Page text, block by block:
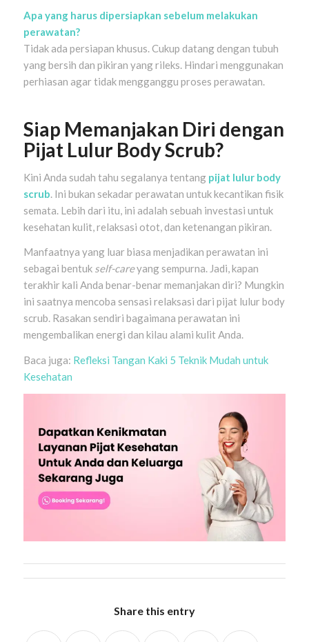
Apa yang harus dipersiapkan sebelum melakukan
perawatan?
Tidak ada persiapan khusus. Cukup datang dengan tubuh
yang bersih dan pikiran yang rileks. Hindari menggunakan
perhiasan agar tidak mengganggu proses perawatan.
Siap Memanjakan Diri dengan
Pijat Lulur Body Scrub?
Kini Anda sudah tahu segalanya tentang pijat lulur body
scrub. Ini bukan sekadar perawatan untuk kecantikan fisik
semata. Lebih dari itu, ini adalah sebuah investasi untuk
kesehatan kulit, relaksasi otot, dan ketenangan pikiran.
Manfaatnya yang luar biasa menjadikan perawatan ini
sebagai bentuk self-careyang sempurna. Jadi, kapan
terakhir kali Anda benar-benar memanjakan diri? Mungkin
ini saatnya mencoba sensasi relaksasi dari pijat lulur body
scrub. Rasakan sendiri bagaimana perawatan ini
mengembalikan energi dan kilau alami kulit Anda.
Baca juga: Refleksi Tangan Kaki 5 Teknik Mudah untuk
Kesehatan
Share this entry